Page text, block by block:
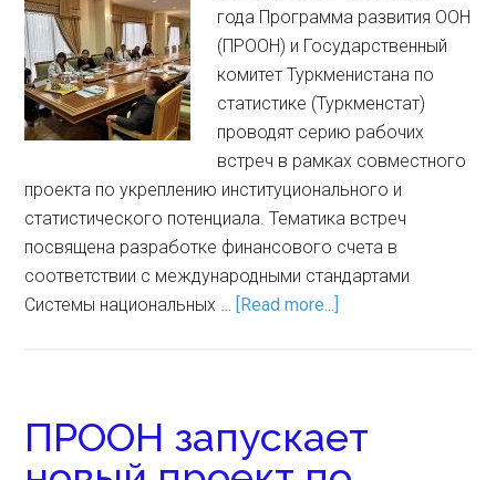
года Программа развития ООН
(ПРООН) и Государственный
комитет Туркменистана по
статистике (Туркменстат)
проводят серию рабочих
встреч в рамках совместного
проекта по укреплению институционального и
статистического потенциала. Тематика встреч
посвящена разработке финансового счета в
соответствии с международными стандартами
Системы национальных … [Read more...]
ПРООН запускает